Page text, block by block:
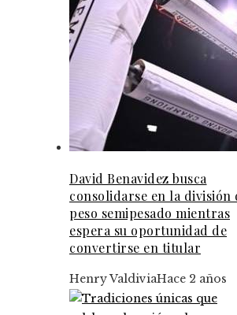
David Benavidez busca
consolidarse en la división
peso semipesado mientras
espera su oportunidad de
convertirse en titular
Henry ValdiviaHace 2 años